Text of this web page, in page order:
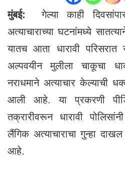
मुंबई: गेल्या काही
अत्याचाराच्या घटनांमध्ये
यातच आता धारावी परिसरात
अल्पवयीन मुलीला चाकूचा
नराधमाने अत्याचार केल्याची
आली आहे. या प्रकरणी
तक्रारीवरून धारावी
लैंगिक अत्याचाराचा गुन्हा
आहे.